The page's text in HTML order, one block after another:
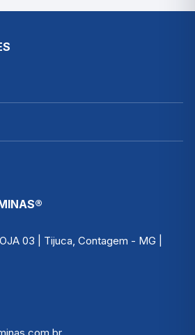
7424.02.0.00
03 | Tijuca, Contagem - MG |